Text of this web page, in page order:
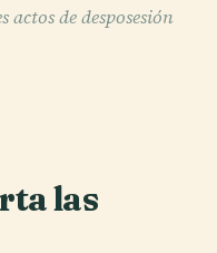
de desposesión
las